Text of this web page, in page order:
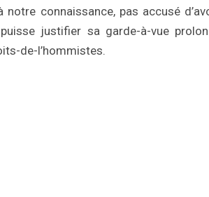
notre connaissance, pas accusé
justifier sa garde-à-vue
de-l’hommistes.